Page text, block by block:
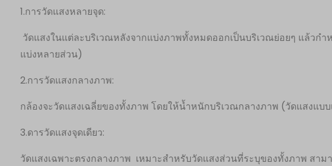
1.การวัดแสงหลายจุด:
วัดแสงในแต่ละบริเวณหลังจากแบ่งภาพทั้งหมดออกเป็นบริเวณย่อยๆ แล้วก
แบ่งหลายส่วน)
2.การวัดแสงกลางภาพ:
กล้องจะวัดแสงเฉลี่ยของทั้งภาพ โดยให้น้ำหนักบริเวณกลางภาพ (วัดแสงแบ
3.ดารวัดแสงจุดเดียว:
วัดแสงเฉพาะตรงกลางภาพ เหมาะสำหรับวัดแสงส่วนที่ระบุของทั้งภาพ สาม